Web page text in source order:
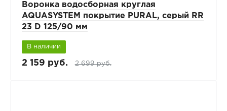
Воронка водосборная круглая
AQUASYSTEM покрытие PURAL, серый RR
23 D 125/90 мм
В наличии
2 159 руб. 2 699 руб.